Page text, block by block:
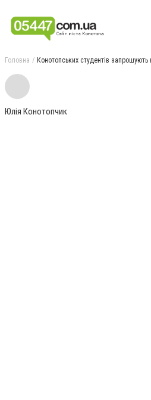
Головна Конотопських студентів запрошують
Юлія Конотопчик